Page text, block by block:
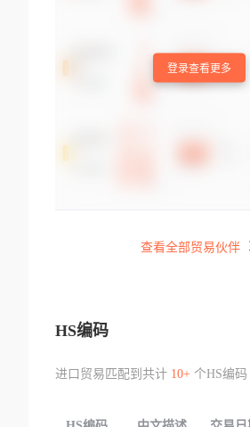
登录查看更多
查看全部贸易伙伴
HS编码
进口贸易匹配到共计 10+个HS编码